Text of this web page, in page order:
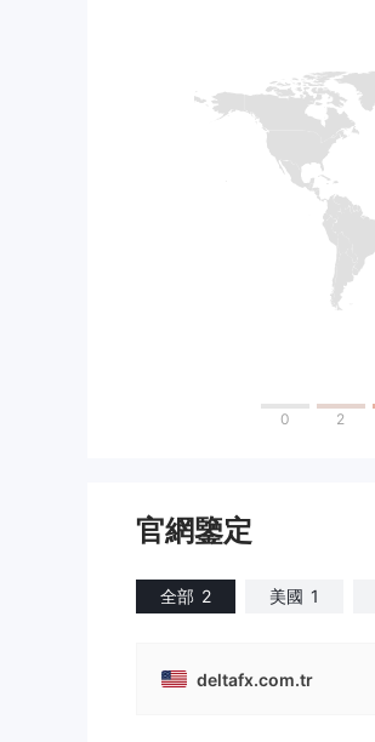
0 2
官網鑒定
全部 2 美國 1
deltafx.com.tr